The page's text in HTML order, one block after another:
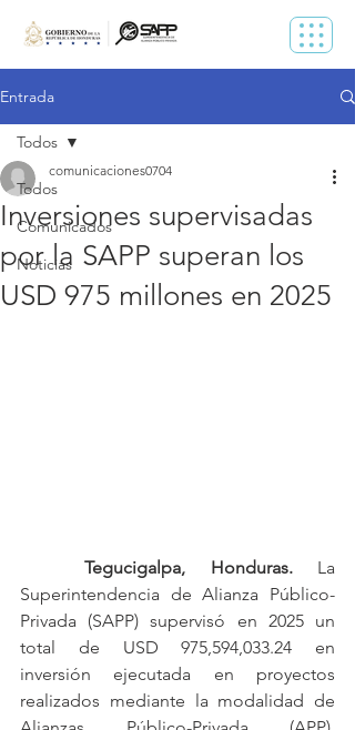
Entrada
Todos
Comunicados
Noticias
Todos
Inversiones supervisadas
por la SAPP superan los
USD 975 millones en 2025
comunicaciones0704
	Tegucigalpa, Honduras.
La
Superintendencia de Alianza Público-
Privada (SAPP) supervisó en 2025 un
total de USD 975,594,033.24 en
inversión ejecutada en proyectos
realizados mediante la modalidad de